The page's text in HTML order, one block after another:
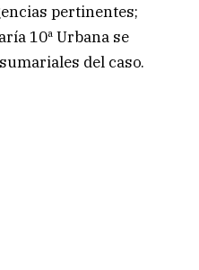
pertinentes;
10ª Urbana se
del caso.